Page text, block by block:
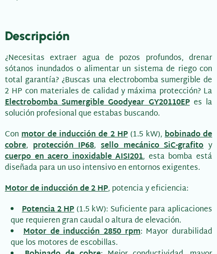
Descripción
¿Necesitas extraer agua de pozos profundos, drenar
sótanos inundados o alimentar un sistema de riego con
total garantía? ¿Buscas una electrobomba sumergible de
2 HP con materiales de calidad y máxima protección? La
Electrobomba Sumergible Goodyear GY20110EPes la
solución profesional que estabas buscando.
Conmotor de inducción de 2 HP(1.5 kW), bobinado de
cobre, protección IP68,sello mecánico SiC-grafitoy
cuerpo en acero inoxidable AISI201, esta bomba está
diseñada para un uso intensivo en entornos exigentes.
Motor de inducción de 2 HP, potencia y eficiencia:
Potencia 2 HP(1.5 kW): Suficiente para aplicaciones
que requieren gran caudal o altura de elevación.
Motor de inducción 2850 rpm: Mayor durabilidad
que los motores de escobillas.